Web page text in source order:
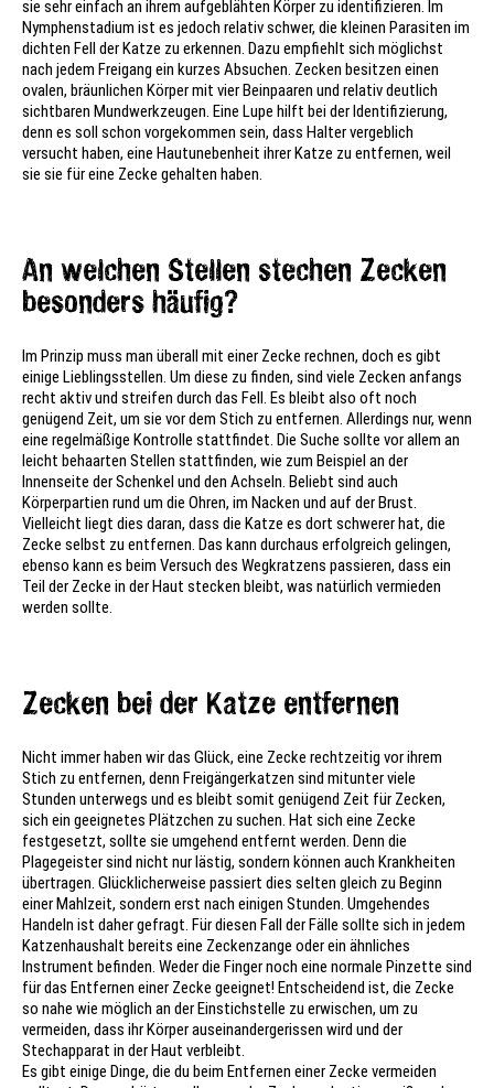
sie sehr einfach an ihrem aufgeblähten Körper zu identifizieren. Im
Nymphenstadium ist es jedoch relativ schwer, die kleinen Parasiten im
dichten Fell der Katze zu erkennen. Dazu empfiehlt sich möglichst
nach jedem Freigang ein kurzes Absuchen. Zecken besitzen einen
ovalen, bräunlichen Körper mit vier Beinpaaren und relativ deutlich
sichtbaren Mundwerkzeugen. Eine Lupe hilft bei der Identifizierung,
denn es soll schon vorgekommen sein, dass Halter vergeblich
versucht haben, eine Hautunebenheit ihrer Katze zu entfernen, weil
sie sie für eine Zecke gehalten haben.
An welchen Stellen stechen Zecken
besonders häufig?
Im Prinzip muss man überall mit einer Zecke rechnen, doch es gibt
einige Lieblingsstellen. Um diese zu finden, sind viele Zecken anfangs
recht aktiv und streifen durch das Fell. Es bleibt also oft noch
genügend Zeit, um sie vor dem Stich zu entfernen. Allerdings nur, wenn
eine regelmäßige Kontrolle stattfindet. Die Suche sollte vor allem an
leicht behaarten Stellen stattfinden, wie zum Beispiel an der
Innenseite der Schenkel und den Achseln. Beliebt sind auch
Körperpartien rund um die Ohren, im Nacken und auf der Brust.
Vielleicht liegt dies daran, dass die Katze es dort schwerer hat, die
Zecke selbst zu entfernen. Das kann durchaus erfolgreich gelingen,
ebenso kann es beim Versuch des Wegkratzens passieren, dass ein
Teil der Zecke in der Haut stecken bleibt, was natürlich vermieden
werden sollte.
Zecken bei der Katze entfernen
Nicht immer haben wir das Glück, eine Zecke rechtzeitig vor ihrem
Stich zu entfernen, denn Freigängerkatzen sind mitunter viele
Stunden unterwegs und es bleibt somit genügend Zeit für Zecken,
sich ein geeignetes Plätzchen zu suchen. Hat sich eine Zecke
festgesetzt, sollte sie umgehend entfernt werden. Denn die
Plagegeister sind nicht nur lästig, sondern können auch Krankheiten
übertragen. Glücklicherweise passiert dies selten gleich zu Beginn
einer Mahlzeit, sondern erst nach einigen Stunden. Umgehendes
Handeln ist daher gefragt. Für diesen Fall der Fälle sollte sich in jedem
Katzenhaushalt bereits eine Zeckenzange oder ein ähnliches
Instrument befinden. Weder die Finger noch eine normale Pinzette sind
für das Entfernen einer Zecke geeignet! Entscheidend ist, die Zecke
so nahe wie möglich an der Einstichstelle zu erwischen, um zu
vermeiden, dass ihr Körper auseinandergerissen wird und der
Stechapparat in der Haut verbleibt.
Es gibt einige Dinge, die du beim Entfernen einer Zecke vermeiden